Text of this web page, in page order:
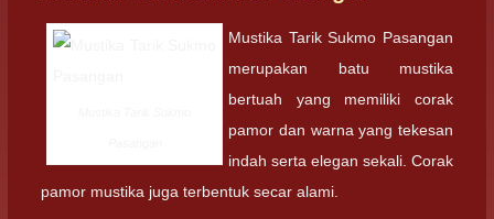
Mustika Tarik Sukmo Pasangan
merupakan batu mustika
bertuah yang memiliki corak
pamor dan warna yang tekesan
indah serta elegan sekali. Corak
pamor mustika juga terbentuk secar alami.